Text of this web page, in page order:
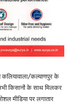
कल्याणपुर के
किसानों के साथ मिलकर
मीडिया पर लगातार